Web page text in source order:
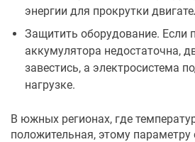
энергии для прокрутки
Защитить оборудование. Если
аккумулятора недостаточна,
завестись, а электросистема
нагрузке.
В южных регионах, где
положительная, этому